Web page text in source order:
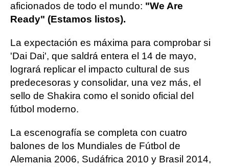
aficionados de todo el mundo: "We Are
Ready" (Estamos listos).
La expectación es máxima para comprobar si
'Dai Dai', que saldrá entera el 14 de mayo,
logrará replicar el impacto cultural de sus
predecesoras y consolidar, una vez más, el
sello de Shakira como el sonido oficial del
fútbol moderno.
La escenografía se completa con cuatro
balones de los Mundiales de Fútbol de
Alemania 2006, Sudáfrica 2010 y Brasil 2014,